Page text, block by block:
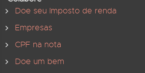
Doe seu Imposto de renda
Empresas
CPF na nota
Doe um bem